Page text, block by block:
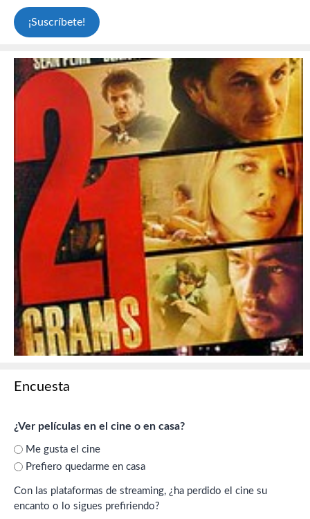
Encuesta
¿Ver películas en el cine o en casa?
Me gusta el cine
Prefiero quedarme en casa
Con las plataformas de streaming, ¿ha perdido el cine su
encanto o lo sigues prefiriendo?